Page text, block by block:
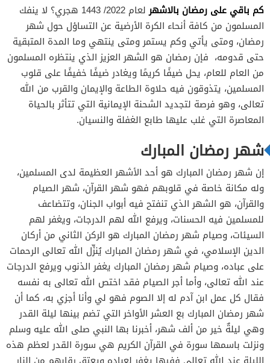
كم باقي على رمضان بالاشهر
لعام 2022/ 1443 هجري؟ لا ينفك
المسلمون من كافة أنحاء الكرة الأرضية عن التساؤل حول شهر
رمضان، ومتى يأتي وكم يستمر ومتى ينتهي وما المدة المتبقية
حتى قدومه، فإن رمضان هو الشهر العزيز الذي ينتظره المسلمون
من العام للعام، يحل ضيفًا كريمًا ويغادر ضيفًا خفيفًا على قلوب
المسلمين، يتذوقون فيه حلاوة الطاعة والإيمان والقرب من الله
تعالى، وهو فرصة لتجديد الشحنة الإيمانية التي تتأثر بالحياة
المعاصرة التي غلب عليها طابع الغفلة والنسيان.
شهر رمضان المبارك
إن شهر رمضان المبارك هو أحد الأشهر العظيمة لدى المسلمين،
وله مكانة خاصة في قلوبهم فهو شهر القرآن، شهر الصيام
والقرآن، هو الشهر الذي تنفتح فيه أبواب الجنان، وتتضاعف
للمسلمين فيه الحسنات، ويرفع الله لهم الدرجات، ويغفر لهم
السيئات، وصيام شهر رمضان المبارك هو الركن الثاني من أركان
الدين الإسلامي، في شهر رمضان المبارك يُنزِّل الله تعالى الرحمات
على عباده، وصيام شهر رمضان المبارك يغفر الذنوب ويرفع الدرجات
عند الله تعالى، وأما أجر الصيام فقد اختص الله تعالى به نفسه
فقال كل عمل ابن آدم له إلا الصوم فهو لي وأنا أجزي به، كما أن
شهر رمضان المبارك بع العشر الأواخر التي تضم بينها ليلة القدر
وهي ليلةٌ خير من ألف شهر، أخبرنا بها النبي صلى الله عليه وسلم
ونزلت باسمها سورة في القرآن الكريم هي سورة القدر لعظم هذه